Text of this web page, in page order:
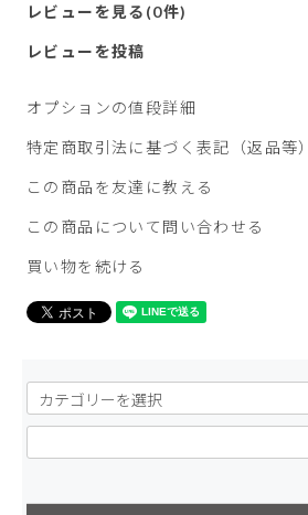
レビューを見る(0件)
レビューを投稿
オプションの値段詳細
特定商取引法に基づく表記（返品等）
この商品を友達に教える
この商品について問い合わせる
買い物を続ける